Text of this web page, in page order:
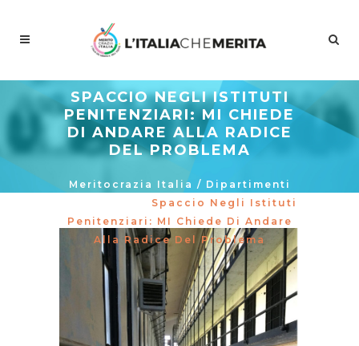
SPACCIO NEGLI ISTITUTI
PENITENZIARI: MI CHIEDE
DI ANDARE ALLA RADICE
DEL PROBLEMA
Meritocrazia Italia / Dipartimenti
Spaccio Negli Istituti
Penitenziari: MI Chiede Di Andare
Alla Radice Del Problema